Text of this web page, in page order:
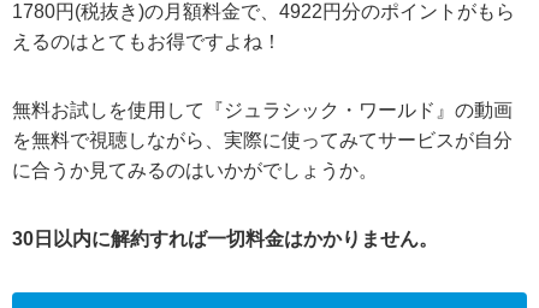
1780円(税抜き)の月額料金で、4922円分のポイントがもら
えるのはとてもお得ですよね！
無料お試しを使用して『ジュラシック・ワールド』の動画
を無料で視聴しながら、実際に使ってみてサービスが自分
に合うか見てみるのはいかがでしょうか。
30日以内に解約すれば一切料金はかかりません。